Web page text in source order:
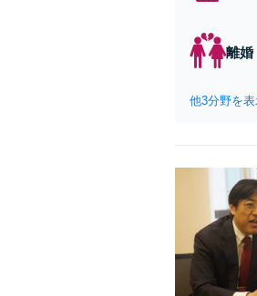
離婚
他3分野を